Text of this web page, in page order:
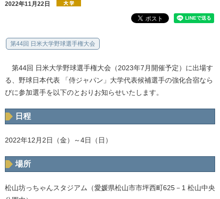
2022年11月22日
第44回 日米大学野球選手権大会
第44回 日米大学野球選手権大会（2023年7月開催予定）に出場す
る、野球日本代表 「侍ジャパン」大学代表候補選手の強化合宿なら
びに参加選手を以下のとおりお知らせいたします。
日程
2022年12月2日（金）～4日（日）
場所
松山坊っちゃんスタジアム（愛媛県松山市市坪西町625－1 松山中央